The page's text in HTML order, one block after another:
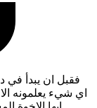
فقبل ان يبدأ في
اي شيء يعلمونه